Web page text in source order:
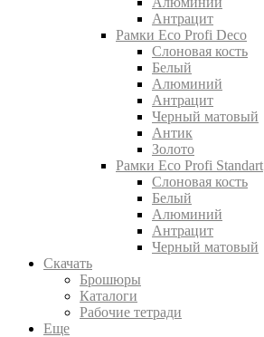
Антрацит
Рамки Eco Profi Deco
Слоновая кость
Белый
Алюминий
Антрацит
Черный матовый
Антик
Золото
Рамки Eco Profi Standart
Слоновая кость
Белый
Алюминий
Антрацит
Черный матовый
Скачать
Брошюры
Каталоги
Рабочие тетради
Еще